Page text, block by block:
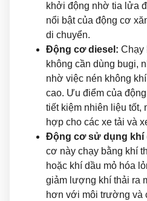
khởi động nhờ tia lửa
nổi bật của động cơ
di chuyển.
Động cơ diesel: Chạy
không cần dùng bugi,
nhờ việc nén không
cao. Ưu điểm của
tiết kiệm nhiên liệu tốt,
hợp cho các xe tải và
Động cơ sử dụng khí
cơ này chạy bằng khí
hoặc khí dầu mỏ hóa
giảm lượng khí thải ra
hơn với môi trường và